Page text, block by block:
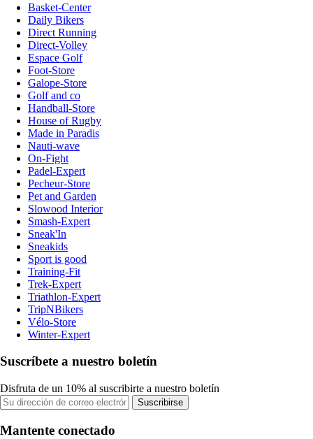
Basket-Center
Daily Bikers
Direct Running
Direct-Volley
Espace Golf
Foot-Store
Galope-Store
Golf and co
Handball-Store
House of Rugby
Made in Paradis
Nauti-wave
On-Fight
Padel-Expert
Pecheur-Store
Pet and Garden
Slowood Interior
Smash-Expert
Sneak'In
Sneakids
Sport is good
Training-Fit
Trek-Expert
Triathlon-Expert
TripNBikers
Vélo-Store
Winter-Expert
Suscríbete a nuestro boletín
Disfruta de un 10% al suscribirte a nuestro boletín
Suscribirse
Mantente conectado